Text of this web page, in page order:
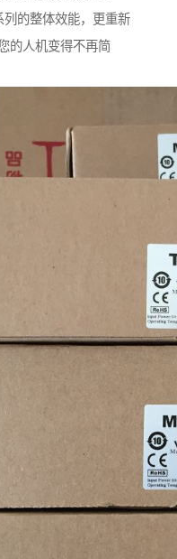
的整体效能，更重新
的人机变得不再简